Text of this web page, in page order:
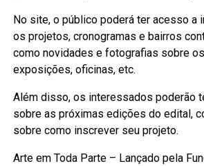
No site, o público poderá ter acesso a
os projetos, cronogramas e bairros
como novidades e fotografias sobre
exposições, oficinas, etc.
Além disso, os interessados poderão
sobre as próximas edições do edital,
sobre como inscrever seu projeto.
Arte em Toda Parte – Lançado pela